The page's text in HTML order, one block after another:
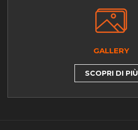
GALLERY
SCOPRI DI PIÙ